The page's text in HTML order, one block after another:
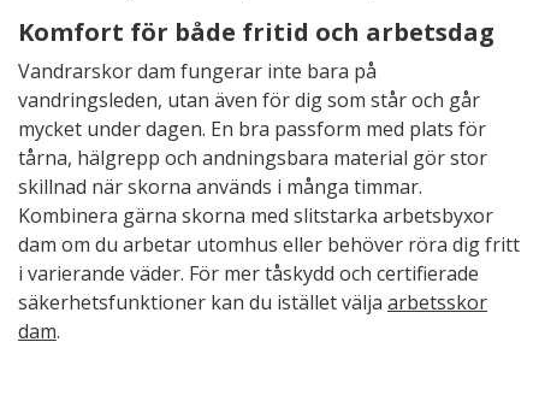
Komfort för både fritid och arbetsdag
Vandrarskor dam fungerar inte bara på
vandringsleden, utan även för dig som står och går
mycket under dagen. En bra passform med plats för
tårna, hälgrepp och andningsbara material gör stor
skillnad när skorna används i många timmar.
Kombinera gärna skorna med slitstarka arbetsbyxor
dam om du arbetar utomhus eller behöver röra dig fritt
i varierande väder. För mer tåskydd och certifierade
säkerhetsfunktioner kan du istället välja arbetsskor
dam.